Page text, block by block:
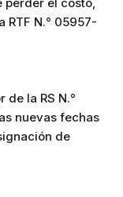
RTF N.° 05957-
de la RS N.°
nuevas fechas
de